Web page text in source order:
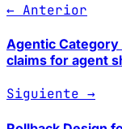
← Anterior
Agentic
claims for agent
Siguiente →